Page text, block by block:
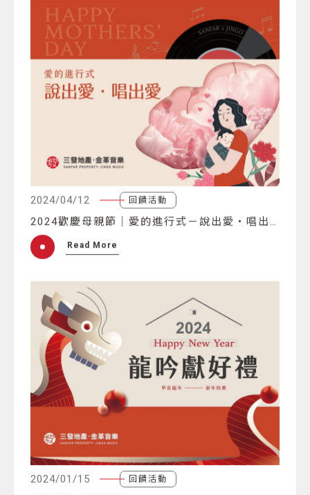
2024/04/12 回饋活動
2024歡慶母親節｜愛的進行式－說出愛‧唱出愛
Read More
2024/01/15 回饋活動